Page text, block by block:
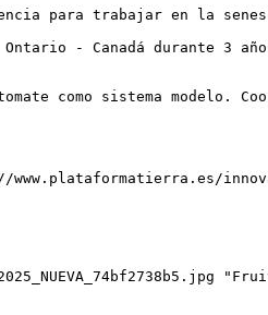
para trabajar en la
- Canadá durante 3
como sistema modelo.